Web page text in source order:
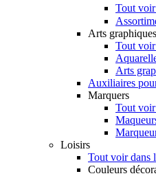
Tout
Arts graphiques
Tout voir
Arts
Auxiliaires
Marquers
Tout voir
Loisirs
Tout voir dans
Couleurs